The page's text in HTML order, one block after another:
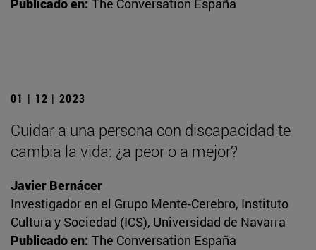
Publicado en: The Conversation España
01 | 12 | 2023
Cuidar a una persona con discapacidad te
cambia la vida: ¿a peor o a mejor?
Javier Bernácer
Investigador en el Grupo Mente-Cerebro, Instituto
Cultura y Sociedad (ICS), Universidad de Navarra
Publicado en: The Conversation España